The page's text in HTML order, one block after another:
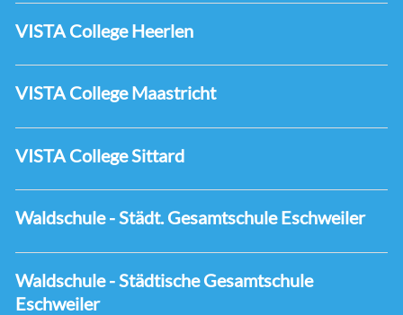
VISTA College Heerlen
VISTA College Maastricht
VISTA College Sittard
Waldschule - Städt. Gesamtschule Eschweiler
Waldschule - Städtische Gesamtschule
Eschweiler